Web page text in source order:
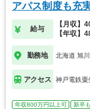
アパス制度も充
給与
【月収】
【年収】
勤務地 北海道 旭
アクセス 神戸電鉄粟
年収800万円以上可 新卒